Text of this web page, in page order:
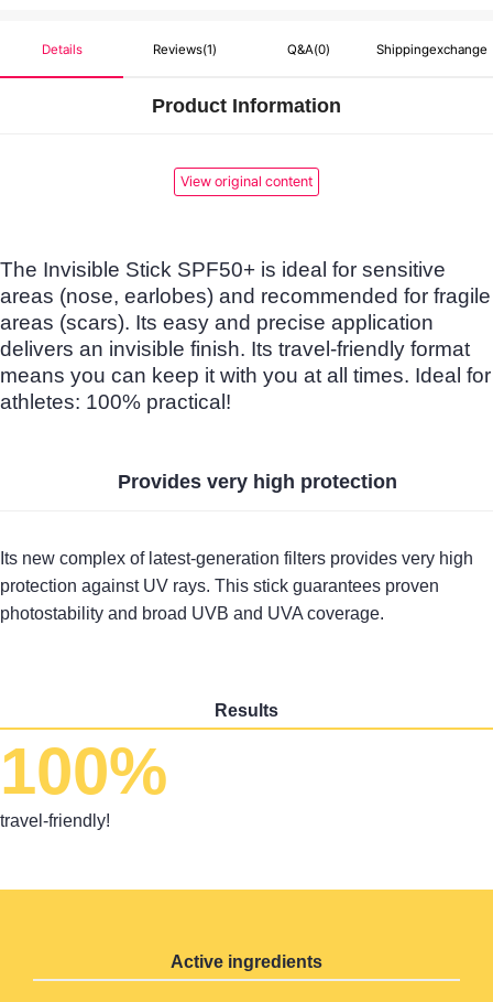
Details Reviews(1) Q&A(0) Shippingexchange
Product Information
View original content
The Invisible Stick SPF50+ is ideal for sensitive
areas (nose, earlobes) and recommended for fragile
areas (scars). Its easy and precise application
delivers an invisible finish. Its travel-friendly format
means you can keep it with you at all times. Ideal for
athletes: 100% practical!
Provides very high protection
Its new complex of latest-generation filters provides very high
protection against UV rays. This stick guarantees proven
photostability and broad UVB and UVA coverage.
Results
100%
travel-friendly!
Active ingredients